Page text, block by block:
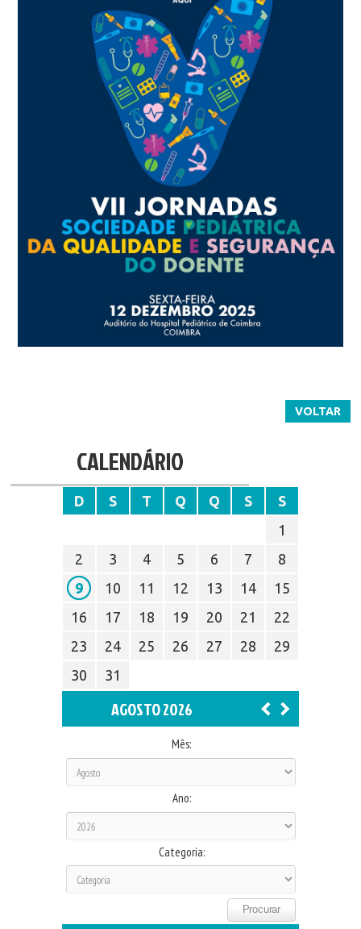
VOLTAR
CALENDÁRIO
D S T Q Q S
S
1
2
3 4 5 6 7
8
9
10 11 12 13 14
15
16
17 18 19 20 21
22
23
24 25 26 27 28
29
30
31
AGOSTO 2026
Mês:
Ano:
Categoria: